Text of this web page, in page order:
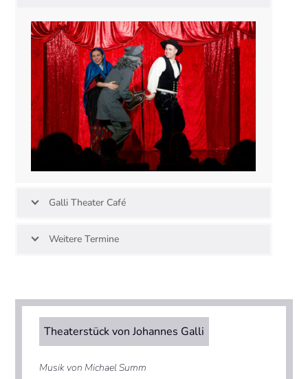
Galli Theater Café
Weitere Termine
Theaterstück von Johannes Galli
Musik von Michael Summ